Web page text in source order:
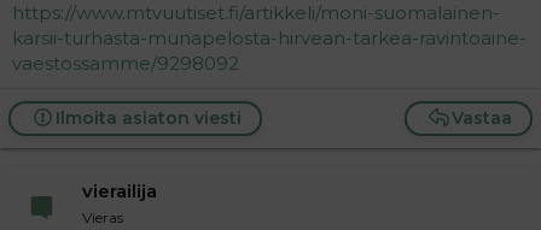
https://www.mtvuutiset.fi/artikkeli/moni-suomalainen-
karsii-turhasta-munapelosta-hirvean-tarkea-ravintoaine-
vaestossamme/9298092
Vastaa
Ilmoita asiaton viesti
vierailija
Vieras